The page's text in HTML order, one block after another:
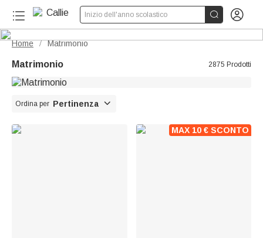
Inizio dell'anno scolastico  
Home / Matrimonio
Matrimonio 2875 Prodotti
Ordina per Pertinenza 
MAX 10 € SCONTO